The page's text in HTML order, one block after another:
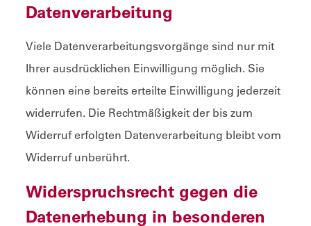
Datenverarbeitung
Viele Datenverarbeitungsvorgänge sind nur mit
Ihrer ausdrücklichen Einwilligung möglich. Sie
können eine bereits erteilte Einwilligung jederzeit
widerrufen. Die Rechtmäßigkeit der bis zum
Widerruf erfolgten Datenverarbeitung bleibt vom
Widerruf unberührt.
Widerspruchsrecht gegen die
Datenerhebung in besonderen